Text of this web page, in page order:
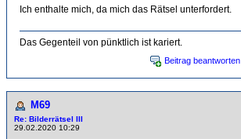
Ich enthalte mich, da mich das Rätsel unterfordert.
Das Gegenteil von pünktlich ist kariert.
Beitrag beantworten
M69
Re: Bilderrätsel III
29.02.2020 10:29